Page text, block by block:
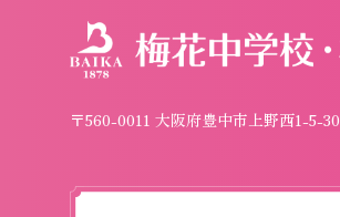
〒560-0011 大阪府豊中市上野西1-5-30